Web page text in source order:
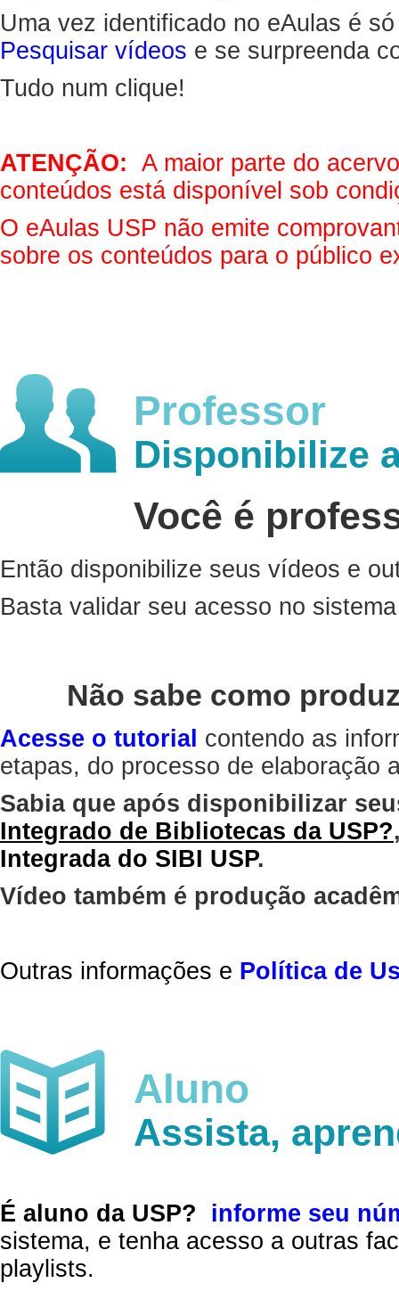
Uma vez identificado no eAulas é
Pesquisar vídeos e se surpreenda
Tudo num clique!
ATENÇÃO: A maior parte do
conteúdos está disponível sob
O eAulas USP não emite
sobre os conteúdos para o público
Professor
Disponibilize
Você é
Então disponibilize seus vídeos e
Basta validar seu acesso no
Não sabe como
Acesse o tutorial contendo as
etapas, do processo de elaboração
Sabia que após disponibilizar
Integrado de Bibliotecas da USP?
Integrada do SIBI USP.
Vídeo também é produção
Outras informações e Política de
Aluno
Assista,
É aluno da USP?
informe seu
sistema, e tenha acesso a outras
playlists.